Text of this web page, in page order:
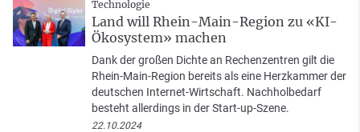
Technologie
Land will Rhein-Main-Region zu «KI-
Ökosystem» machen
Dank der großen Dichte an Rechenzentren gilt die
Rhein-Main-Region bereits als eine Herzkammer der
deutschen Internet-Wirtschaft. Nachholbedarf
besteht allerdings in der Start-up-Szene.
22.10.2024